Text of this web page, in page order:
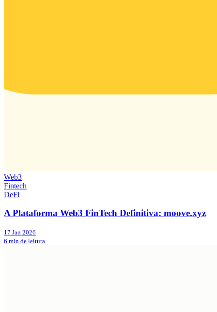
Web3
Fintech
DeFi
A Plataforma Web3 FinTech Definitiva: moove.xyz
17 Jan 2026
6 min de leitura